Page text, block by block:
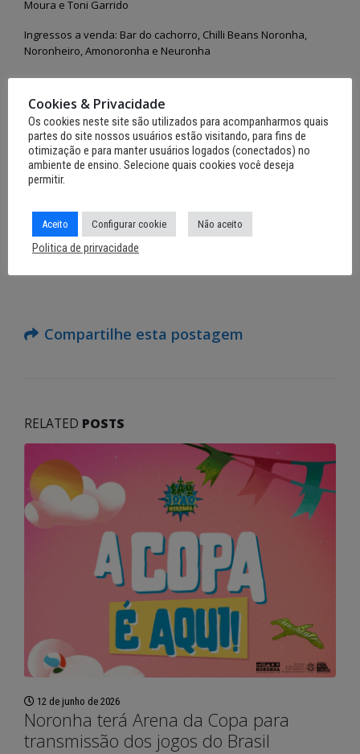
Moura e Toni Garrido
Ingressos a venda: Bar do cachorro, Chilli Beans Noronha,
Noronheiro, Amonoronha e Neuronha
DIA 05/04/2024
Feira Gastronômica
Praça da Vila dos Remédios
preços acessíveis ao morador
Música ao vivo com atrações locais e recreação para as
Compartilhe esta postagem
RELATED POSTS
12 de junho de 2026
Noronha terá Arena da Copa para
transmissão dos jogos do Brasil
Cookies & Privacidade
Os cookies neste site são utilizados para acompanharmos quais
partes do site nossos usuários estão visitando, para fins de
otimização e para manter usuários logados (conectados) no
ambiente de ensino. Selecione quais cookies você deseja
permitir.
Aceito Configurar cookie Não aceito
Politica de prirvacidade